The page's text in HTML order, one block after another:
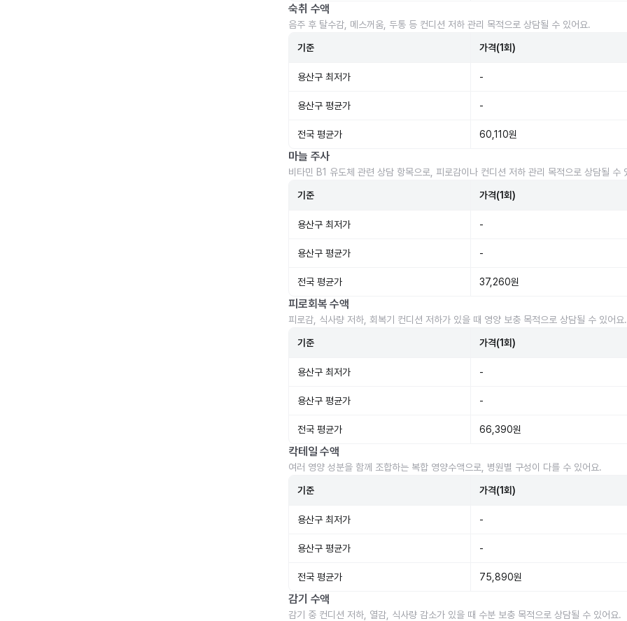
숙취 수액
음주 후 탈수감, 메스꺼움, 두통 등 컨디션 저하 관리 목적으로 상담될 수 있어요.
기준 가격(1회)
용산구 최저가 -
용산구 평균가 -
전국 평균가 60,110원
마늘 주사
비타민 B1 유도체 관련 상담 항목으로, 피로감이나 컨디션 저하 관리 목적으로 상담될 수
기준 가격(1회)
용산구 최저가 -
용산구 평균가 -
전국 평균가 37,260원
피로회복 수액
피로감, 식사량 저하, 회복기 컨디션 저하가 있을 때 영양 보충 목적으로 상담될 수 있어요.
기준 가격(1회)
용산구 최저가 -
용산구 평균가 -
전국 평균가 66,390원
칵테일 수액
여러 영양 성분을 함께 조합하는 복합 영양수액으로, 병원별 구성이 다를 수 있어요.
기준 가격(1회)
용산구 최저가 -
용산구 평균가 -
전국 평균가 75,890원
감기 수액
감기 중 컨디션 저하, 열감, 식사량 감소가 있을 때 수분 보충 목적으로 상담될 수 있어요.